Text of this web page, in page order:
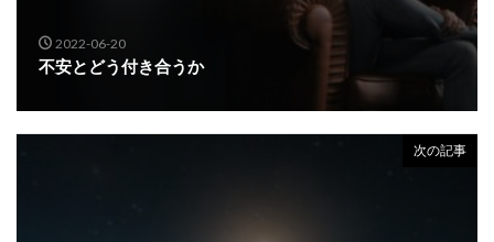
2022-06-20
不安とどう付き合うか
次の記事